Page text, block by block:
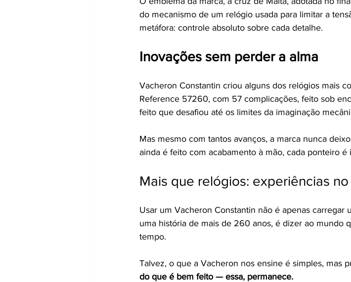
do mecanismo de um relógio usada para limitar a
metáfora: controle absoluto sobre cada detalhe.
Inovações sem perder a alma
Vacheron Constantin criou alguns dos relógios mais
Reference 57260, com 57 complicações, feito sob
feito que desafiou até os limites da imaginação
Mas mesmo com tantos avanços, a marca nunca
ainda é feito com acabamento à mão, cada ponteiro
Mais que relógios: experiências
Usar um Vacheron Constantin não é apenas carregar
uma história de mais de 260 anos, é dizer ao mundo
tempo.
Talvez, o que a Vacheron nos ensine é simples, mas
do que é bem feito — essa, permanece.